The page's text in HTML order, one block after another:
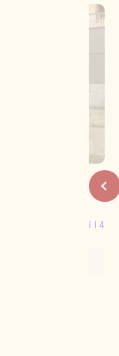
14 | 3DK | 60.15㎡ | 4